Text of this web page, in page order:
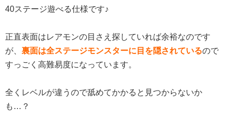
40ステージ遊べる仕様です♪
正直表面はレアモンの目さえ探していれば余裕なのです
が、 裏面は全ステージモンスターに目を隠されているので
すっごく高難易度になっています。
全くレベルが違うので舐めてかかると見つからないか
も…？